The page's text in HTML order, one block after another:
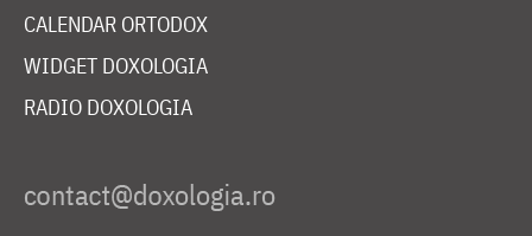
CALENDAR ORTODOX
WIDGET DOXOLOGIA
RADIO DOXOLOGIA